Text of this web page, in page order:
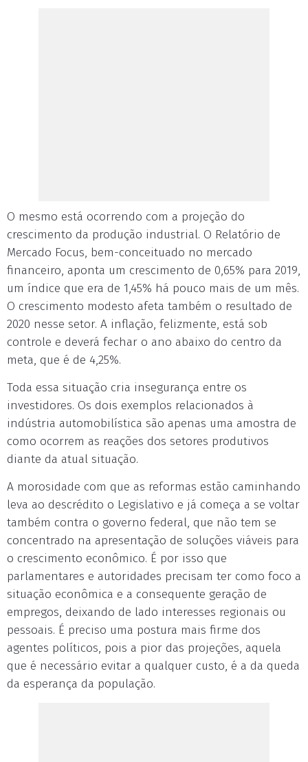
O mesmo está ocorrendo com a projeção do
crescimento da produção industrial. O Relatório de
Mercado Focus, bem-conceituado no mercado
financeiro, aponta um crescimento de 0,65% para 2019,
um índice que era de 1,45% há pouco mais de um mês.
O crescimento modesto afeta também o resultado de
2020 nesse setor. A inflação, felizmente, está sob
controle e deverá fechar o ano abaixo do centro da
meta, que é de 4,25%.
Toda essa situação cria insegurança entre os
investidores. Os dois exemplos relacionados à
indústria automobilística são apenas uma amostra de
como ocorrem as reações dos setores produtivos
diante da atual situação.
A morosidade com que as reformas estão caminhando
leva ao descrédito o Legislativo e já começa a se voltar
também contra o governo federal, que não tem se
concentrado na apresentação de soluções viáveis para
o crescimento econômico. É por isso que
parlamentares e autoridades precisam ter como foco a
situação econômica e a consequente geração de
empregos, deixando de lado interesses regionais ou
pessoais. É preciso uma postura mais firme dos
agentes políticos, pois a pior das projeções, aquela
que é necessário evitar a qualquer custo, é a da queda
da esperança da população.